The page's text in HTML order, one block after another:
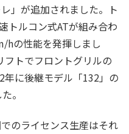
」が追加されました。ト
トルコン式ATが組み合わ
hの性能を発揮しまし
トでフロントグリルの
に後継モデル「132」の
。
のライセンス生産はそれ